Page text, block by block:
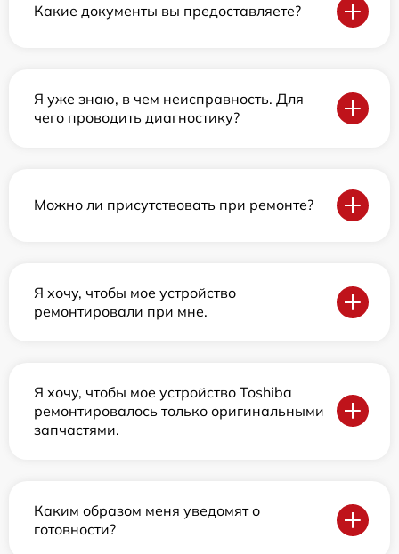
Какие документы вы предоставляете?
Я уже знаю, в чем неисправность. Для
чего проводить диагностику?
Можно ли присутствовать при ремонте?
Я хочу, чтобы мое устройство
ремонтировали при мне.
Я хочу, чтобы мое устройство Toshiba
ремонтировалось только оригинальными
запчастями.
Каким образом меня уведомят о
готовности?